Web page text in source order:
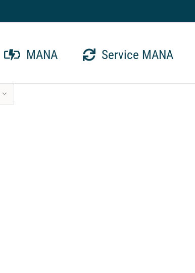
MANA Service MANA